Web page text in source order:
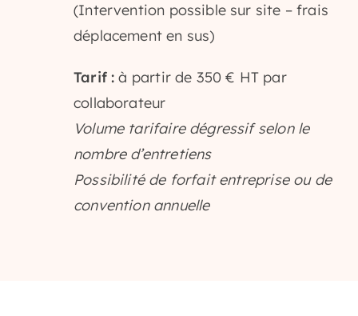
(Intervention possible sur site – frais
déplacement en sus)
Tarif : à partir de 350 € HT par
collaborateur
Volume tarifaire dégressif selon le
nombre d’entretiens
Possibilité de forfait entreprise ou de
convention annuelle